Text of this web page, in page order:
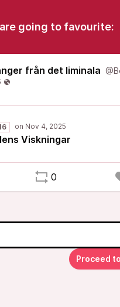
going to favourite:
från det liminala
Viskningar
0
Proceed